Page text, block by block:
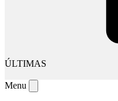
ÚLTIMAS
Menu